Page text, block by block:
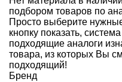
подбором товаров по
Просто выберите
кнопку показать,
подходящие аналоги
товара, из которых Вы
подходящий!
Бренд